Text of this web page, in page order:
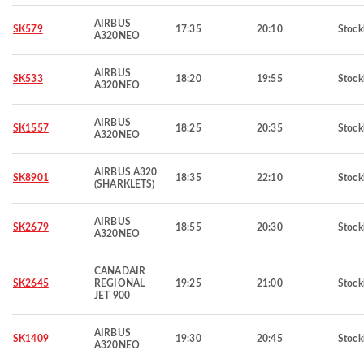
SK579
AIRBUS
A320NEO
17:35 20:10
SK533
AIRBUS
A320NEO
18:20 19:55
SK1557
AIRBUS
A320NEO
18:25 20:35
SK8901
AIRBUS A320
(SHARKLETS)
18:35 22:10
SK2679
AIRBUS
A320NEO
18:55 20:30
SK2645
CANADAIR
REGIONAL
JET 900
19:25 21:00
SK1409
AIRBUS
A320NEO
19:30 20:45